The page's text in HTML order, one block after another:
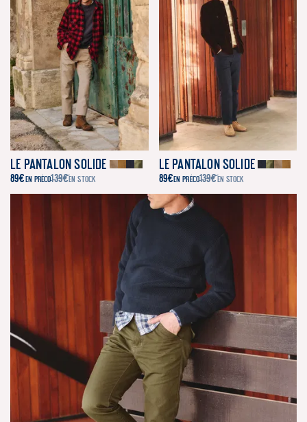
Le Pantalon Solide
89€EN PRÉCO139€EN STOCK
Le Pantalon Solide
89€EN PRÉCO139€EN STOCK